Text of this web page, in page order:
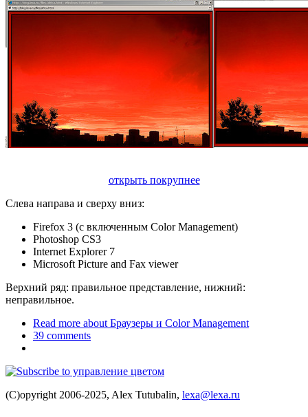
открыть покрупнее
Слева направа и сверху вниз:
Firefox 3 (с включенным Color Management)
Photoshop CS3
Internet Explorer 7
Microsoft Picture and Fax viewer
Верхний ряд: правильное представление, нижний:
неправильное.
Read more about Браузеры и Color Management
39 comments
(C)opyright 2006-2025, Alex Tutubalin, lexa@lexa.ru